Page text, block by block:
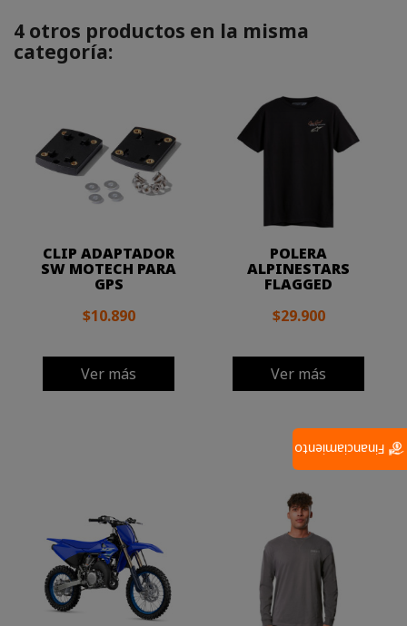
4 otros productos en la misma
categoría:
CLIP ADAPTADOR
SW MOTECH PARA
GPS
$10.890
Ver más
POLERA
ALPINESTARS
FLAGGED
$29.900
Ver más
Financiamiento